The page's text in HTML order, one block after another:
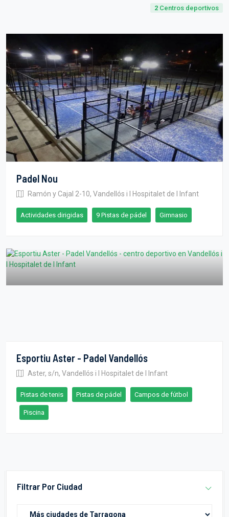
2 Centros deportivos
Filtrar Por Ciudad
Padel Nou
Ramón y Cajal 2-10, Vandellós i l Hospitalet de l Infant
Actividades dirigidas 9 Pistas de pádel Gimnasio
Esportiu Aster - Padel Vandellós
Aster, s/n, Vandellós i l Hospitalet de l Infant
Pistas de tenis Pistas de pádel Campos de fútbol
Piscina